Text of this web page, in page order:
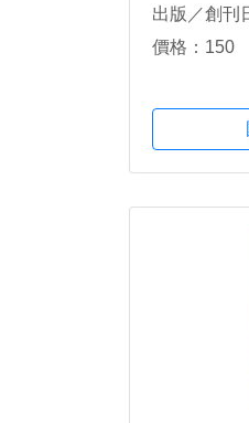
出版／創刊
價格：150